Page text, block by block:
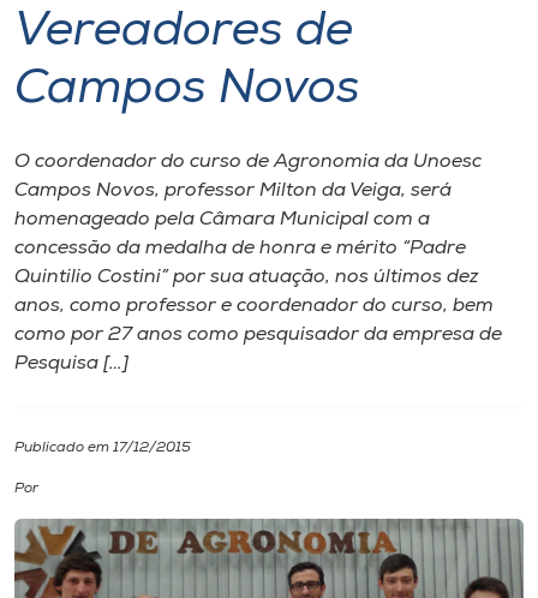
Unoesc
Internacionalização
I.nova
Diplomados
Cultura
CPA
Biblioteca
Editora
Vereadores de
Campos Novos
O coordenador do curso de Agronomia da Unoesc
Campos Novos, professor Milton da Veiga, será
homenageado pela Câmara Municipal com a
concessão da medalha de honra e mérito “Padre
Quintilio Costini” por sua atuação, nos últimos dez
anos, como professor e coordenador do curso, bem
como por 27 anos como pesquisador da empresa de
Pesquisa […]
Publicado em 17/12/2015
Por